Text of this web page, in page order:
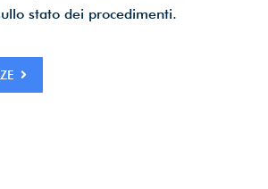
stato dei procedimenti.